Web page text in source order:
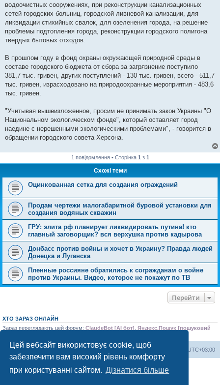
Цей вебсайт використовує cookie, щоб
забезпечити вам високий рівень комфорту
при користуванні сайтом. Дізнатися більше
водоочистных сооружениях, при реконструкции канализационных
сетей городских больниц, городской ливневой канализации, для
ликвидации стихийных свалок, для озеленения города, на решение
проблемы подтопления города, реконструкции городского полигона
твердых бытовых отходов.
В прошлом году в фонд охраны окружающей природной среды в
составе городского бюджета от сбора за загрязнение поступило
381,7 тыс. гривен, других поступлений - 130 тыс. гривен, всего - 511,7
тыс. гривен, израсходовано на природоохранные мероприятия - 483,6
тыс. гривен.
"Учитывая вышеизложенное, просим не принимать закон Украины "О
Национальном экологическом фонде", который оставляет город
наедине с нерешенными экологическими проблемами", - говорится в
обращении городского совета Херсона.
1 повідомлення • Сторінка 1 з 1
Схожі теми
Оцинкованная сетка для создания ограждений
Продам чертежи малогабаритной буровой установки для
создания водяных скважин
ГРУ: элита рф планирует ликвидировать путина! кто
главный заговорщик? вся верхушка против кадырова
Донбасс против войны и хочет в Украину? Правда людей
Донецка и Луганска
Пленные россияне обратились к согражданам о войне
против Украины. Видео, которое не покажут по ТВ
Перейти
ХТО ЗАРАЗ ОНЛАЙН
Зараз переглядають цей форум: ClaudeBot [AI бот] Яндекс.Пошук [пошуковий
Херсонський форум UTC+03:00
Команда
Працює на phpBB® Forum Software © phpBB Limited
Конфіденційність